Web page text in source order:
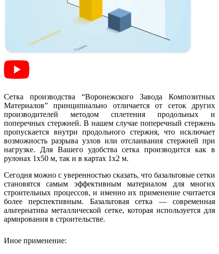
Сетка производства “Воронежского Завода Композитных
Материалов” принципиально отличается от сеток других
производителей методом сплетения продольных и
поперечных стержней. В нашем случае поперечный стержень
пропускается внутри продольного стержня, что исключает
возможность разрыва узлов или отслаивания стержней при
нагрузке. Для Вашего удобства сетка производится как в
рулонах 1х50 м, так и в картах 1х2 м.
Сегодня можно с уверенностью сказать, что базальтовые сетки
становятся самым эффективным материалом для многих
строительных процессов, и именно их применение считается
более перспективным. Базальтовая сетка — современная
альтернатива металлической сетке, которая используется для
армирования в строительстве.
Иное применение: